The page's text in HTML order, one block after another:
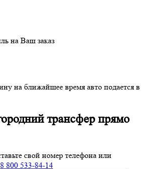
на Ваш заказ
на ближайшее время авто подается в
трансфер прямо
свой номер телефона или
8 800 533-84-14